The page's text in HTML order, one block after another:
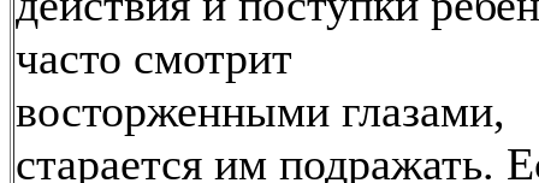
часто смотрит
восторженными глазами,
старается им подражать.